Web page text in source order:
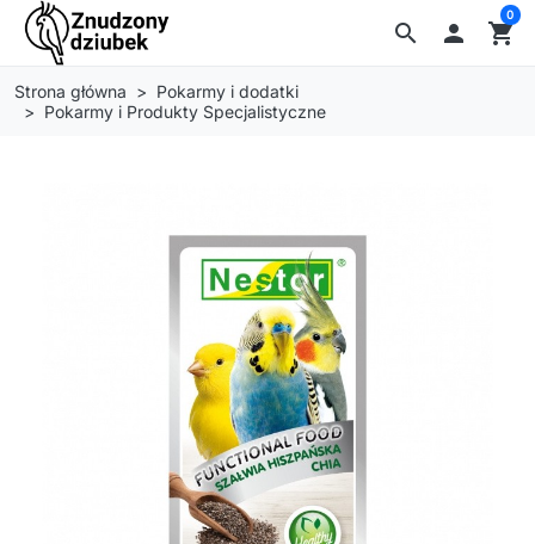
search  shopping_cart
0
Strona główna
Pokarmy i dodatki
Pokarmy i Produkty Specjalistyczne